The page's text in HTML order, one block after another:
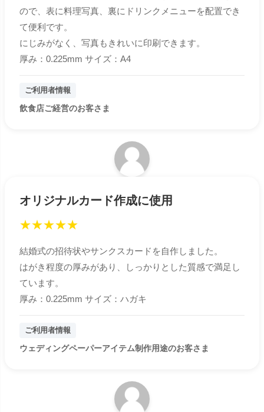
ので、表に料理写真、裏にドリンクメニューを配置でき
て便利です。
にじみがなく、写真もきれいに印刷できます。
厚み：0.225mm サイズ：A4
ご利用者情報
飲食店ご経営のお客さま
オリジナルカード作成に使用
★★★★★
結婚式の招待状やサンクスカードを自作しました。
はがき程度の厚みがあり、しっかりとした質感で満足し
ています。
厚み：0.225mm サイズ：ハガキ
ご利用者情報
ウェディングペーパーアイテム制作用途のお客さま